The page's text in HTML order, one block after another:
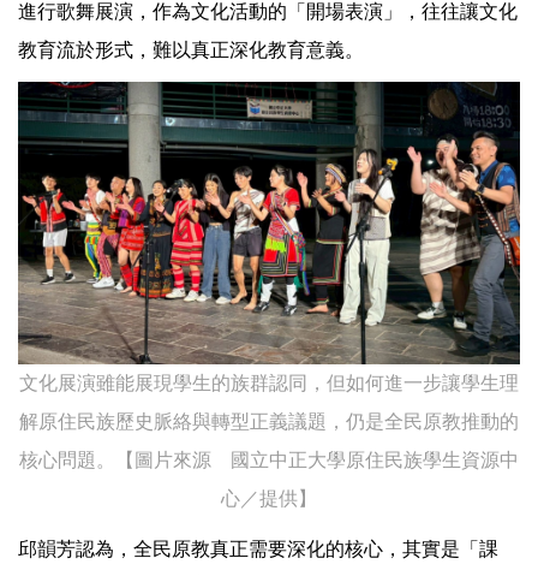
進行歌舞展演，作為文化活動的「開場表演」，往往讓文化
教育流於形式，難以真正深化教育意義。
文化展演雖能展現學生的族群認同，但如何進一步讓學生理
解原住民族歷史脈絡與轉型正義議題，仍是全民原教推動的
核心問題。【圖片來源 國立中正大學原住民族學生資源中
心／提供】
邱韻芳認為，全民原教真正需要深化的核心，其實是「課